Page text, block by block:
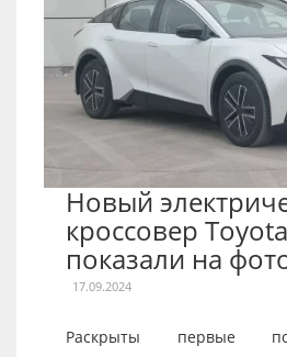
Новый
кроссовер
показали на
17.09.2024
Раскрыты первые